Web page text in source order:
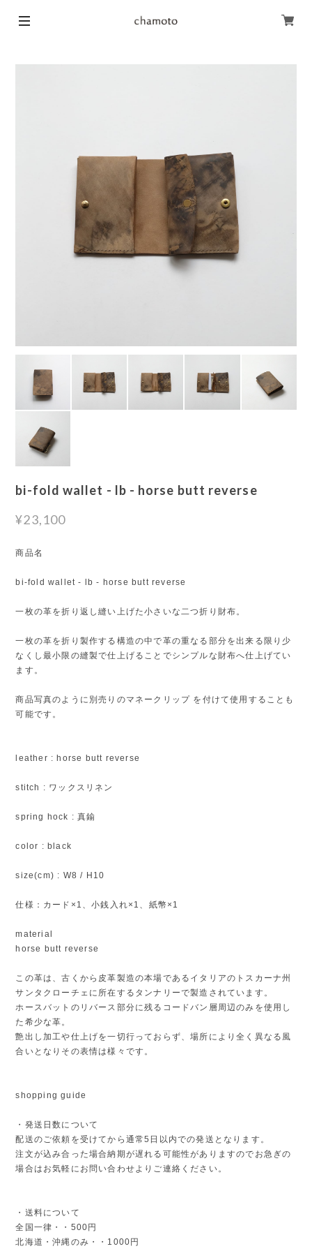
bi-fold wallet - lb - horse butt reverse
¥23,100
商品名
bi-fold wallet - lb - horse butt reverse
一枚の革を折り返し縫い上げた小さいな二つ折り財布。
一枚の革を折り製作する構造の中で革の重なる部分を出来る限り少
なくし最小限の縫製で仕上げることでシンプルな財布へ仕上げてい
ます。
商品写真のように別売りのマネークリップ を付けて使用することも
可能です。
leather : horse butt reverse
stitch : ワックスリネン
spring hock : 真鍮
color : black
size(cm) : W8 / H10
仕様：カード×1、小銭入れ×1、紙幣×1
material
horse butt reverse
この革は、古くから皮革製造の本場であるイタリアのトスカーナ州
サンタクローチェに所在するタンナリーで製造されています。
ホースバットのリバース部分に残るコードバン層周辺のみを使用し
た希少な革。
艶出し加工や仕上げを一切行っておらず、場所により全く異なる風
合いとなりその表情は様々です。
shopping guide
・発送日数について
配送のご依頼を受けてから通常5日以内での発送となります。
注文が込み合った場合納期が遅れる可能性がありますのでお急ぎの
場合はお気軽にお問い合わせよりご連絡ください。
・送料について
全国一律・・500円
北海道・沖縄のみ・・1000円